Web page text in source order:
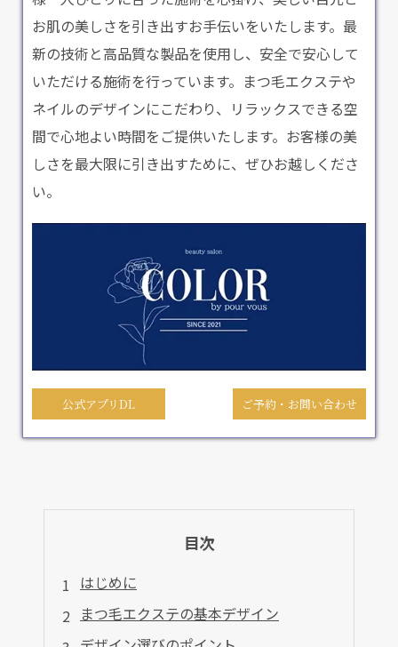
お肌の美しさを引き出すお手伝いをいたします。最
新の技術と高品質な製品を使用し、安全で安心して
いただける施術を行っています。まつ毛エクステや
ネイルのデザインにこだわり、リラックスできる空
間で心地よい時間をご提供いたします。お客様の美
しさを最大限に引き出すために、ぜひお越しくださ
い。
公式アプリDL ご予約・お問い合わせ
目次
はじめに
まつ毛エクステの基本デザイン